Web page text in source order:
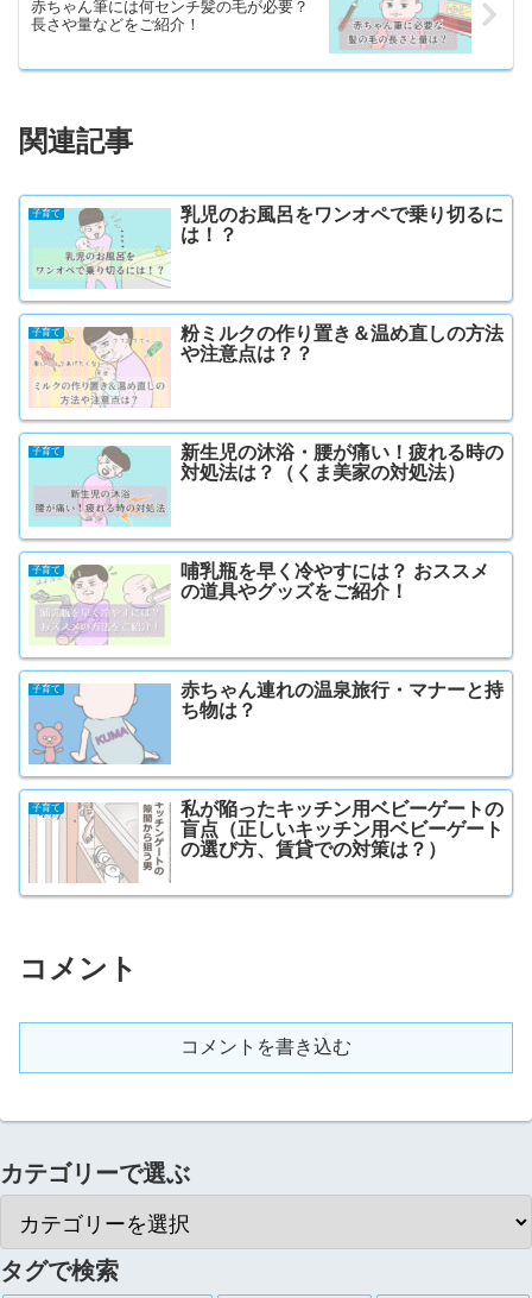
赤ちゃん筆には何センチ髪の毛が必要？
長さや量などをご紹介！
関連記事
子育て
乳児のお風呂をワンオペで乗り切るに
は！？
子育て
粉ミルクの作り置き＆温め直しの方法
や注意点は？？
子育て
新生児の沐浴・腰が痛い！疲れる時の
対処法は？（くま美家の対処法）
子育て
哺乳瓶を早く冷やすには？ おススメ
の道具やグッズをご紹介！
子育て
赤ちゃん連れの温泉旅行・マナーと持
ち物は？
子育て
私が陥ったキッチン用ベビーゲートの
盲点（正しいキッチン用ベビーゲート
の選び方、賃貸での対策は？）
コメント
コメントを書き込む
カテゴリーで選ぶ
タグで検索